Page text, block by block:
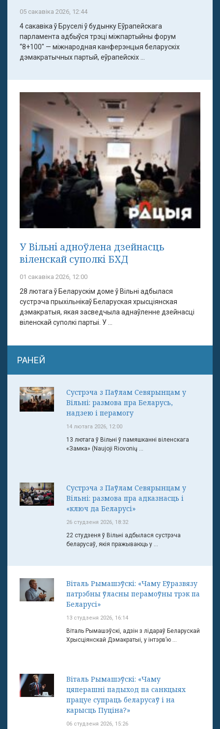
05 сакавіка 2026, 12:44
4 сакавіка ў Бруселі ў будынку Еўрапейскага
парламента адбыўся трэці міжпартыйны форум
“8+100" — міжнародная канферэнцыя беларускіх
дэмакратычных партый, еўрапейскіх ...
У Вільні адноўлена дзейнасць
віленскай суполкі БХД
01 сакавіка 2026, 12:00
28 лютага ў Беларускім доме ў Вільні адбылася
сустрэча прыхільнікаў Беларуская хрысціянская
дэмакратыя, якая засведчыла аднаўленне дзейнасці
віленскай суполкі партыі. У ...
РАНЕЙ
Сустрэча з Паўлам Севярынцам у
Вільні: размова пра Беларусь,
надзею і перамогу
14 лютага 2026, 12:00
13 лютага ў Вільні ў памяшканні віленскага
«Замка» (Naujoji Riovonių ...
Сустрэча з Паўлам Севярынцам у
Вільні: размова пра адказнасць і
«ключ да Беларусі»
26 студзеня 2026, 18:32
22 студзеня ў Вільні адбылася сустрэча
беларусаў, якія пражываюць у ...
Віталь Рымашэўскі: «Чаму Еўразвязу
патрэбны ўласны перамоўны трэк па
Беларусі»
13 студзеня 2026, 16:14
Віталь Рымашэўскі, адзін з лідараў Беларускай
Хрысціянскай Дэмакратыі, у інтэрв’ю ...
Віталь Рымашэўскі: «Чаму
цяперашні падыход па санкцыях
працуе супраць беларусаў і на
карысць Пуціна?»
06 студзеня 2026, 15:26